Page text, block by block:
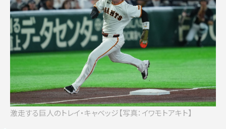
日本
激走する巨人のトレイ・キャベッジ【写真：イワモトアキト】